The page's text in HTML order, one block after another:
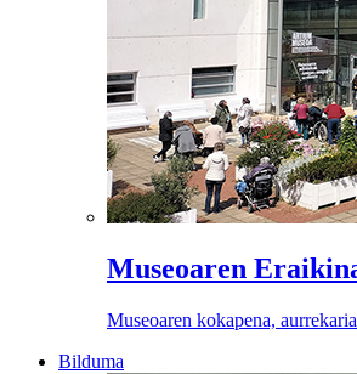
Museoaren
Museoaren kokapena,
Bilduma